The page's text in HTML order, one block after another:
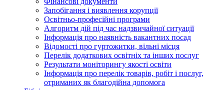
Запобігання і виявлення корупції
Освітньо-професійні програми
Алгоритм дій під час надзвичайної ситуації
Інформація про наявність вакантних посад
Відомості про гуртожитки, вільні місця
Перелік додаткових освітніх та інших послуг
Результати моніторингу якості освіти
Інформація про перелік товарів, робіт і послуг,
отриманих як благодійна допомога